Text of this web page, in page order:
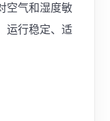
空气和湿度敏
运行稳定、适